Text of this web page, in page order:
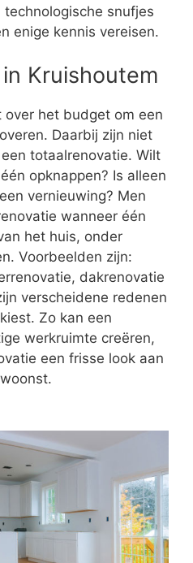
snufjes
enige kennis vereisen.
Kruishoutem
het budget om een
Daarbij zijn niet
totaalrenovatie. Wilt
opknappen? Is alleen
vernieuwing? Men
wanneer één
het huis, onder
Voorbeelden zijn:
dakrenovatie
verscheidene redenen
Zo kan een
werkruimte creëren,
een frisse look aan